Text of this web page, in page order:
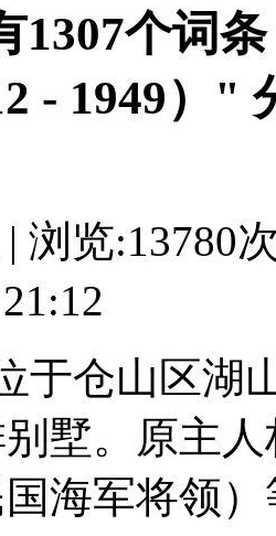
1307个词
- 1949）"
浏览:13780
于仓山区湖
墅。原主
海军将领